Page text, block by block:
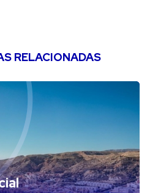
RELACIONADAS